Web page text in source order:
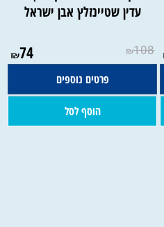
עדין שטיינזלץ אבן ישראל
₪108
₪74
פרטים נוספים
הוסף לסל